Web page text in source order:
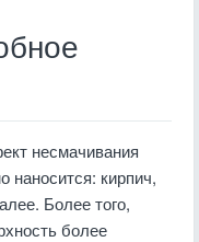
несмачивания
наносится: кирпич,
Более того,
более